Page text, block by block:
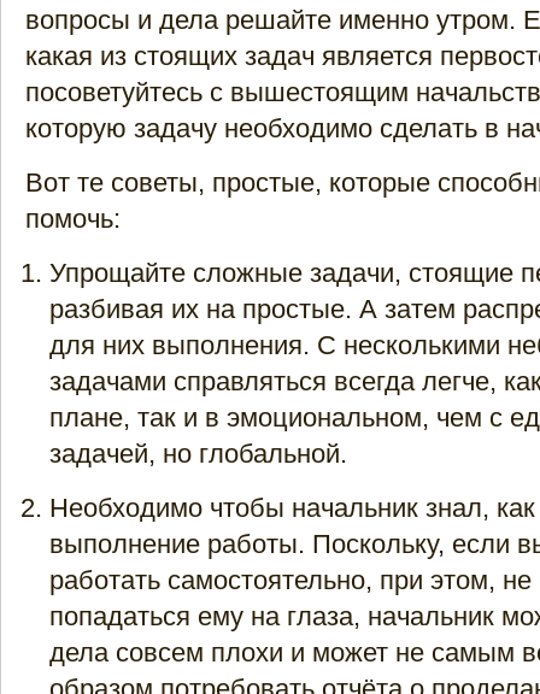
вопросы и дела решайте именно утром.
какая из стоящих задач является
посоветуйтесь с вышестоящим
которую задачу необходимо сделать в
Вот те советы, простые, которые
помочь:
Упрощайте сложные задачи, стоящие
разбивая их на простые. А затем
для них выполнения. С несколькими
задачами справляться всегда легче,
плане, так и в эмоциональном, чем с
задачей, но глобальной.
Необходимо чтобы начальник знал,
выполнение работы. Поскольку, если
работать самостоятельно, при этом, не
попадаться ему на глаза, начальник
дела совсем плохи и может не самым